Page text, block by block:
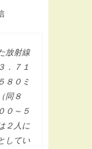
放射線
．７１
８０ミ
同８
０～５
２人に
してい